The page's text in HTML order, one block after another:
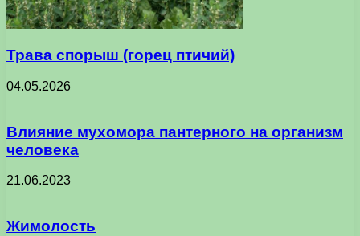
Трава спорыш (горец птичий)
04.05.2026
Влияние мухомора пантерного на организм
человека
21.06.2023
Жимолость